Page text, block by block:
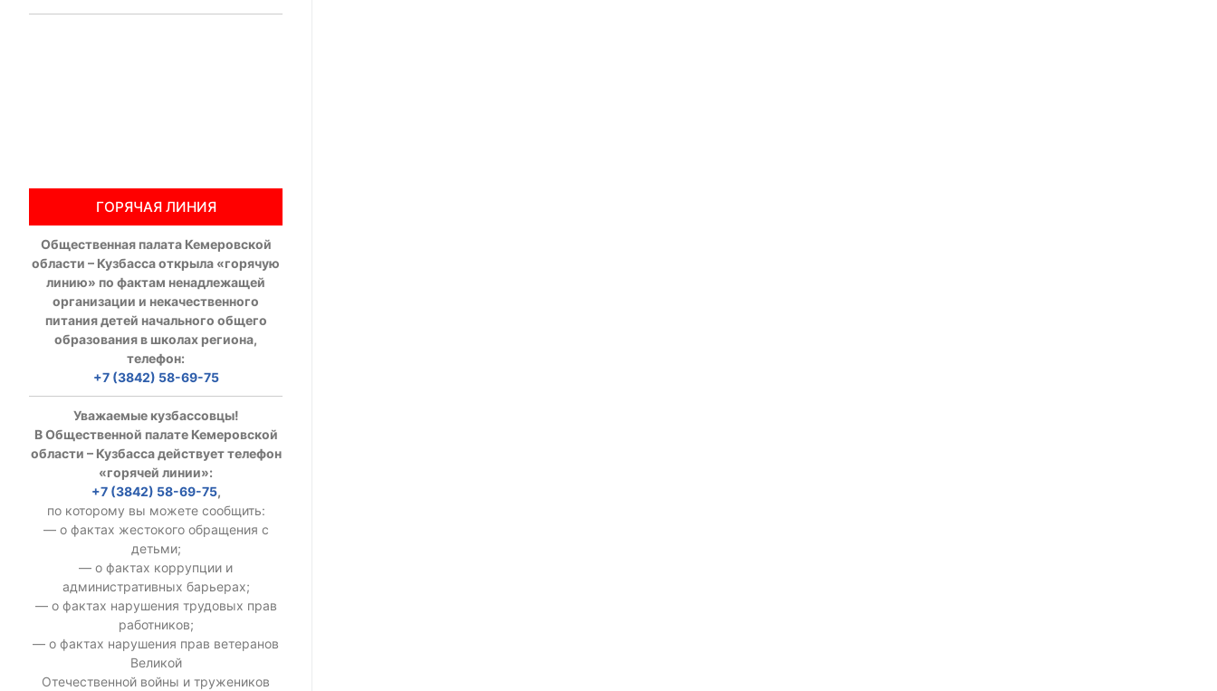
ГОРЯЧАЯ ЛИНИЯ
Общественная палата Кемеровской
области – Кузбасса открыла «горячую
линию» по фактам ненадлежащей
организации и некачественного
питания детей начального общего
образования в школах региона,
телефон:
+7 (3842) 58-69-75
Уважаемые кузбассовцы!
В Общественной палате Кемеровской
области – Кузбасса действует телефон
«горячей линии»:
+7 (3842) 58-69-75,
по которому вы можете сообщить:
— о фактах жестокого обращения с
детьми;
— о фактах коррупции и
административных барьерах;
— о фактах нарушения трудовых прав
работников;
— о фактах нарушения прав ветеранов
Великой
Отечественной войны и тружеников